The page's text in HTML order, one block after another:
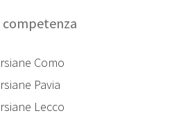
competenza
Como
Pavia
Lecco